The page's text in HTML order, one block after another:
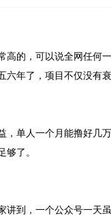
高的，可以说全网任何
六年了，项目不仅没有
，单人一个月能撸好几
够了。
讲到，一个公众号一天